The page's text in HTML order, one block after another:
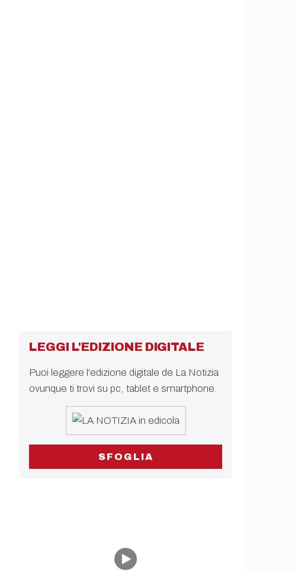
LEGGI L'EDIZIONE DIGITALE
Puoi leggere l'edizione digitale de La Notizia
ovunque ti trovi su pc, tablet e smartphone.
SFOGLIA